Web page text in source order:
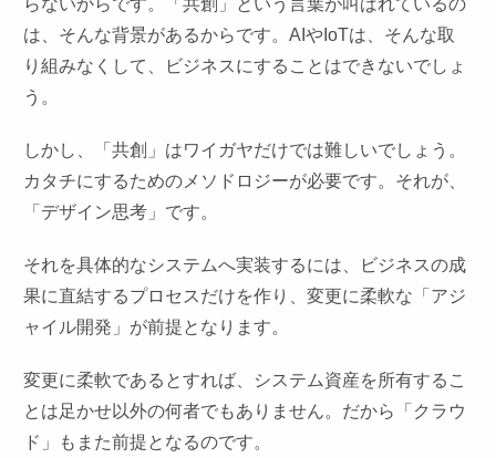
は、そんな背景があるからです。AIやIoTは、そんな取
り組みなくして、ビジネスにすることはできないでしょ
う。
しかし、「共創」はワイガヤだけでは難しいでしょう。
カタチにするためのメソドロジーが必要です。それが、
「デザイン思考」です。
それを具体的なシステムへ実装するには、ビジネスの成
果に直結するプロセスだけを作り、変更に柔軟な「アジ
ャイル開発」が前提となります。
変更に柔軟であるとすれば、システム資産を所有するこ
とは足かせ以外の何者でもありません。だから「クラウ
ド」もまた前提となるのです。